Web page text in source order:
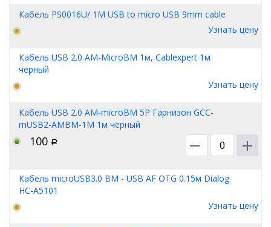
Кабель PS0016U/ 1M USB to micro USB 9mm cable
Узнать цену
Кабель USB 2.0 AM-MicroBM 1м, Cablexpert 1м
черный
Узнать цену
Кабель USB 2.0 AM-microBM 5P Гарнизон GCC-
mUSB2-AMBM-1M 1м черный
100 Р
Кабель microUSB3.0 BM - USB AF OTG 0.15м Dialog
HC-A5101
Узнать цену